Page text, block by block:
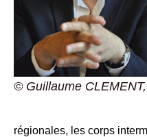
© Guillaume CLEMENT,
régionales, les corps